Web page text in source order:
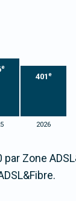
e
401 e
2026
Zone